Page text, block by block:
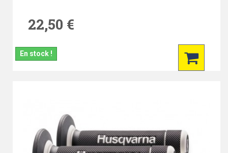
22,50 €
En stock !